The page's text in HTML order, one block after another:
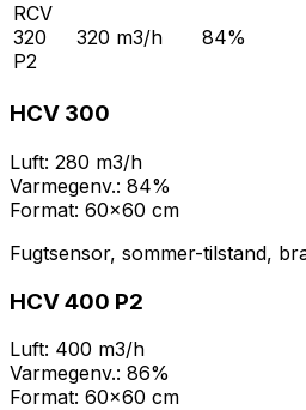
RCV
320
P2
320 m3/h 84%
HCV 300
Luft: 280 m3/h
Varmegenv.: 84%
Format: 60x60 cm
Fugtsensor, sommer-tilstand,
HCV 400 P2
Luft: 400 m3/h
Varmegenv.: 86%
Format: 60x60 cm